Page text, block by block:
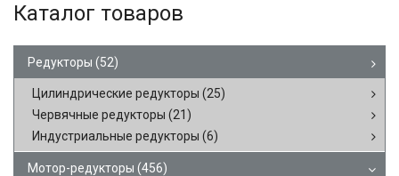
Каталог товаров
Редукторы (52)
Цилиндрические редукторы (25)
Червячные редукторы (21)
Индустриальные редукторы (6)
Мотор-редукторы (456)